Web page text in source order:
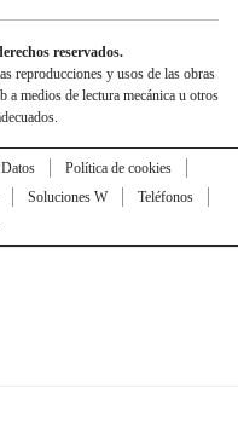
reservados.
reproducciones y usos de las obras
a medios de lectura mecánica u otros
Política de cookies
Soluciones W
Teléfonos